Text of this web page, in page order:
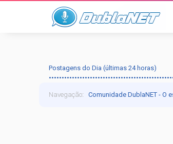
Postagens do Dia (últimas 24 horas)
Navegação:Comunidade DublaNET - O